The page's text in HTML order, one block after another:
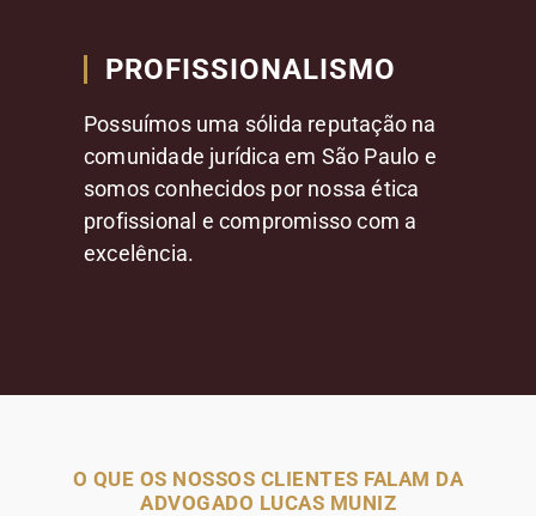
PROFISSIONALISMO
Possuímos uma sólida reputação na
comunidade jurídica em São Paulo e
somos conhecidos por nossa ética
profissional e compromisso com a
excelência.
O QUE OS NOSSOS CLIENTES FALAM DA
ADVOGADO LUCAS MUNIZ